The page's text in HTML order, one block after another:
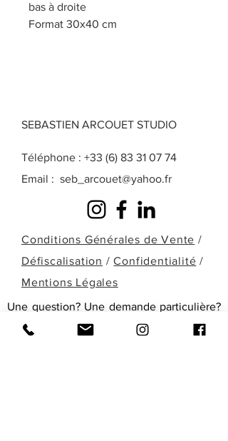
bas à droite
Format 30x40 cm
SEBASTIEN ARCOUET STUDIO
Téléphone : +33 (6) 83 31 07 74
Email : seb_arcouet@yahoo.fr
Conditions Générales de Vente /
Défiscalisation /Confidentialité /
Mentions Légales
Une question? Une demande particulière?
dans celles présentées ici? Remplissez le